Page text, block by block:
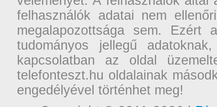
felhasználók adatai nem
megalapozottsága sem. Ezért
tudományos jellegű
kapcsolatban az oldal
telefonteszt.hu oldalainak
engedélyével történhet meg!